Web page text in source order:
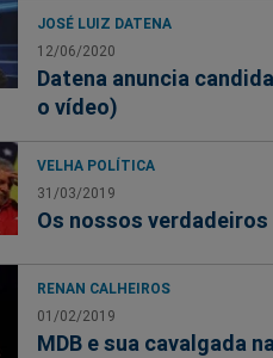
JOSÉ LUIZ DATENA
12/06/2020
Datena anuncia
o vídeo)
VELHA POLÍTICA
31/03/2019
Os nossos
RENAN CALHEIROS
01/02/2019
MDB e sua cavalgada